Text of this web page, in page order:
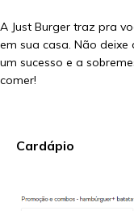
A Just Burger traz pra
em sua casa. Não
um sucesso e a
comer!
Cardápio